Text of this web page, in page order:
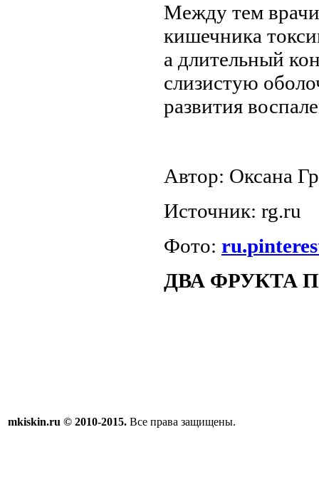
Между тем
кишечника
а длительный
слизистую
развития
Автор: Оксана
Источник: rg.ru
Фото:
ДВА ФРУКТА
mkiskin.ru © 2010-2015. Все права защищены.